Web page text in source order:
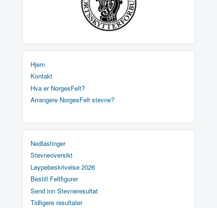
Hjem
Kontakt
Hva er NorgesFelt?
Arrangere NorgesFelt stevne?
Nedlastinger
Stevneoversikt
Løypebeskrivelse 2026
Bestill Feltfigurer
Send inn Stevneresultat
Tidligere resultater